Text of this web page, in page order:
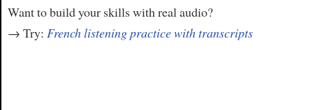
Want to build your skills with real audio?
→ Try: French listening practice with transcripts